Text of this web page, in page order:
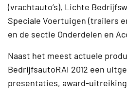
(vrachtauto’s), Lichte
Speciale Voertuigen (trailers
en de sectie Onderdelen en
Naast het meest actuele
BedrijfsautoRAI 2012 een
presentaties, award-